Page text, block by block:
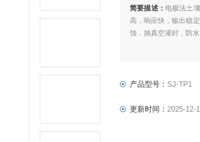
简要描述： 电极法土
高，响应快，输出稳
蚀，抽真空灌封，防水
产品型号： SJ-TP1
更新时间： 2025-12-